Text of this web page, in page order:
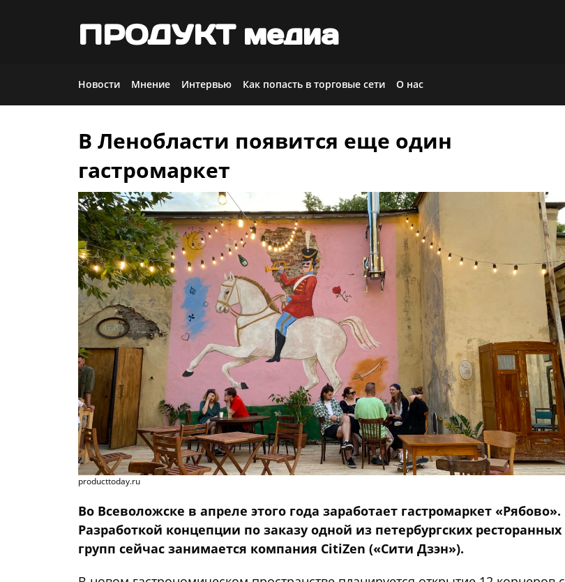
ПРОДУКТ медиа
Новости Мнение Интервью Как попасть в торговые сети О нас
Skip
content
В Ленобласти появится еще один
гастромаркет
producttoday.ru
Во Всеволожске в апреле этого года заработает гастромаркет «Рябово».
Разработкой концепции по заказу одной из петербургских ресторанных
групп сейчас занимается компания CitiZen («Сити Дзэн»).